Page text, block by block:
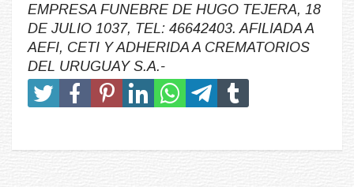
EMPRESA FUNEBRE DE HUGO TEJERA, 18
DE JULIO 1037, TEL: 46642403. AFILIADA A
AEFI, CETI Y ADHERIDA A CREMATORIOS
DEL URUGUAY S.A.-